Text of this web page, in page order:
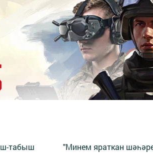
табыш "Минем яраткан